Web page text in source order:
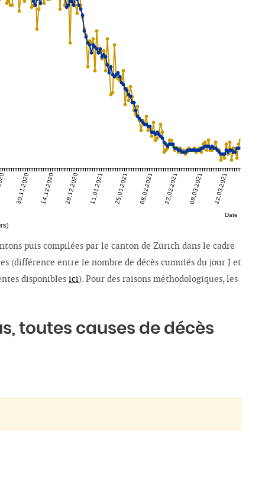
Date
30.11.2020 14.12.2020 28.12.2020 11.01.2021 25.01.2021 08.02.2021 22.02.2021 08.03.2021 22.03.2021
puis compilées par le canton de Zürich dans le cadre
(différence entre le nombre de décès cumulés du jour J et
disponibles ici). Pour des raisons méthodologiques, les
toutes causes de décès